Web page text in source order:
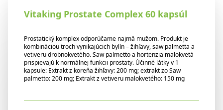
Vitaking Prostate Complex 60 kapsúl
Prostatický komplex odporúčame najmä mužom. Produkt je
kombináciou troch vynikajúcich bylín – žihľavy, saw palmetta a
vetiveru drobnokvetého. Saw palmetto a hortenzia malokvetá
prispievajú k normálnej funkcii prostaty. Účinné látky v 1
kapsule: Extrakt z koreňa žihľavy: 200 mg; extrakt zo Saw
palmetto: 200 mg; Extrakt z vetiveru malokvetého: 150 mg